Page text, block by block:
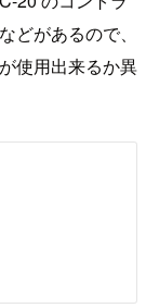
どがあるので、
使用出来るか異